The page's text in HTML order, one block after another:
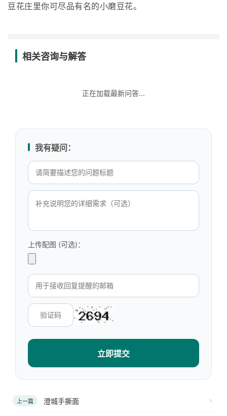
豆花庄里你可尽品有名的小磨豆花。
相关咨询与解答
正在加载最新问答...
我有疑问：
上传配图 (可选)：
立即提交
上一篇 澄城手撕面